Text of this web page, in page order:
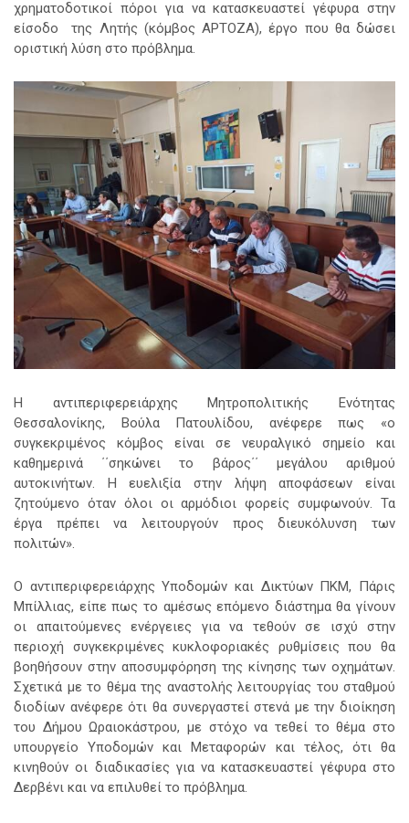
χρηματοδοτικοί πόροι για να κατασκευαστεί γέφυρα στην
είσοδο της Λητής (κόμβος ΑΡΤΟΖΑ), έργο που θα δώσει
οριστική λύση στο πρόβλημα.
Η αντιπεριφερειάρχης Μητροπολιτικής Ενότητας
Θεσσαλονίκης, Βούλα Πατουλίδου, ανέφερε πως «ο
συγκεκριμένος κόμβος είναι σε νευραλγικό σημείο και
καθημερινά ΄΄σηκώνει το βάρος΄΄ μεγάλου αριθμού
αυτοκινήτων. Η ευελιξία στην λήψη αποφάσεων είναι
ζητούμενο όταν όλοι οι αρμόδιοι φορείς συμφωνούν. Τα
έργα πρέπει να λειτουργούν προς διευκόλυνση των
πολιτών».
Ο αντιπεριφερειάρχης Υποδομών και Δικτύων ΠΚΜ, Πάρις
Μπίλλιας, είπε πως το αμέσως επόμενο διάστημα θα γίνουν
οι απαιτούμενες ενέργειες για να τεθούν σε ισχύ στην
περιοχή συγκεκριμένες κυκλοφοριακές ρυθμίσεις που θα
βοηθήσουν στην αποσυμφόρηση της κίνησης των οχημάτων.
Σχετικά με το θέμα της αναστολής λειτουργίας του σταθμού
διοδίων ανέφερε ότι θα συνεργαστεί στενά με την διοίκηση
του Δήμου Ωραιοκάστρου, με στόχο να τεθεί το θέμα στο
υπουργείο Υποδομών και Μεταφορών και τέλος, ότι θα
κινηθούν οι διαδικασίες για να κατασκευαστεί γέφυρα στο
Δερβένι και να επιλυθεί το πρόβλημα.